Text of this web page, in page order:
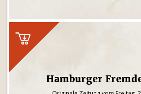
Hamburger